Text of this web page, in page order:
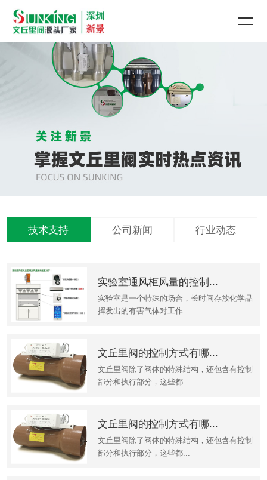
技术支持 公司新闻 行业动态
实验室通风柜风量的控制...
实验室是一个特殊的场合，长时间存放化学品
挥发出的有害气体对工作...
文丘里阀的控制方式有哪...
文丘里阀除了阀体的特殊结构，还包含有控制
部分和执行部分，这些都...
文丘里阀的控制方式有哪...
文丘里阀除了阀体的特殊结构，还包含有控制
部分和执行部分，这些都...